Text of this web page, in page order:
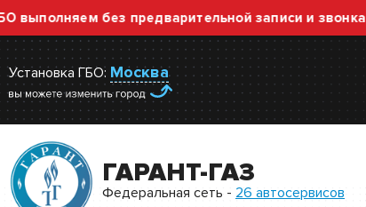
без предварительной записи и звонка —
Установка ГБО: Москва
ГАРАНТ-ГАЗ
Федеральная сеть - 26 автосервисов